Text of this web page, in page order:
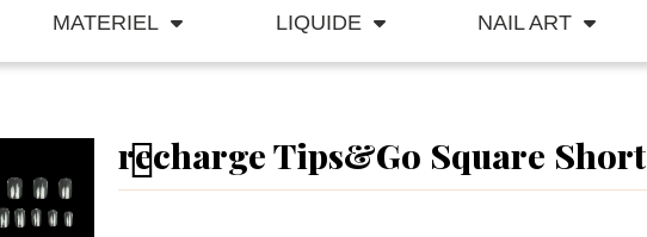
MATERIEL LIQUIDE NAIL ART
recharge Tips&Go Square Short